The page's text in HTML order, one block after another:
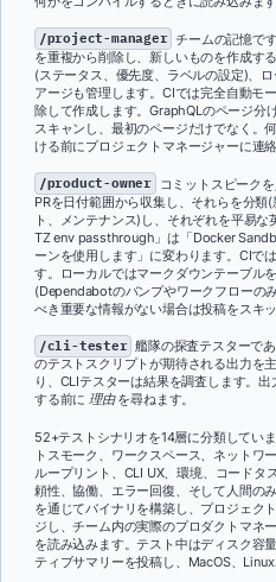
/project-manager チームの記憶で
を重複から削除し、新しいものを作成す
(ステータス、優先度、ラベルの設定)、
アージも管理します。CIでは完全自動モ
除して作成します。GraphQLのページ分
スキャンし、最初のページだけでなく。
ける前にプロジェクトマネージャーに連絡
/product-owner
コミットスピーク
PRを日付範囲から収集し、それらを分
ト、メンテナンス)し、それぞれを平易
TZ env passthrough」は「Docker
ーンを使用します」に変わります。CIで
す。ローカルではマークダウンテーブル
(Dependabotのバンプやワークフローの
べき重要な情報がない場合は投稿をスキッ
/cli-tester 艦隊の探査テスターで
のテストスクリプトが期待される出力を
り、CLIテスターは結果を調査します。
する前に 理由を尋ねます。
52+テストシナリオを14層に分類してい
トスモーク、ワークスペース、ネットワ
ループリント、CLI UX、環境、コードタ
頼性、協働、エラー回復、そして人間の
を通じてバイナリを構築し、プロジェク
ジし、チーム内の実際のプロダクトマネ
を読み込みます。テスト中はディスク容
ティブサマリーを投稿し、MacOS、